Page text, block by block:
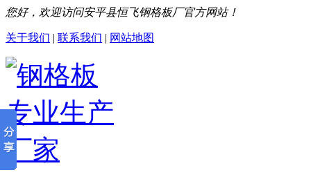
您好，欢迎访问安平县恒飞钢格板厂官方网站！
关于我们 | 联系我们 | 网站地图